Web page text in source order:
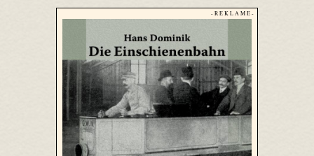
- R E K L A M E -